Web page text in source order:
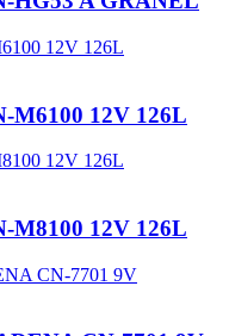
M6100 12V 126L
M8100 12V 126L